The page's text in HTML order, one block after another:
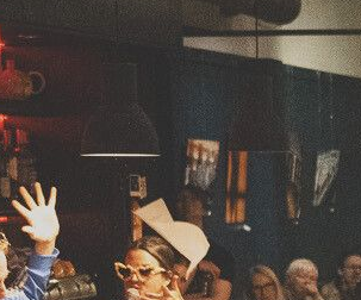
und Allies